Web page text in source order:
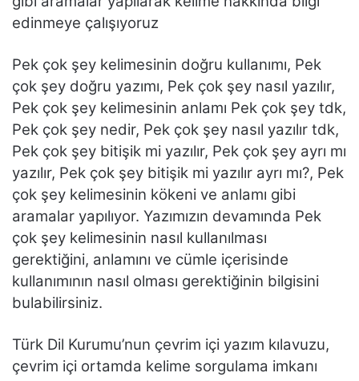
edinmeye çalışıyoruz
Pek çok şey kelimesinin doğru kullanımı, Pek
çok şey doğru yazımı, Pek çok şey nasıl yazılır,
Pek çok şey kelimesinin anlamı Pek çok şey tdk,
Pek çok şey nedir, Pek çok şey nasıl yazılır tdk,
Pek çok şey bitişik mi yazılır, Pek çok şey ayrı mı
yazılır, Pek çok şey bitişik mi yazılır ayrı mı?, Pek
çok şey kelimesinin kökeni ve anlamı gibi
aramalar yapılıyor. Yazımızın devamında Pek
çok şey kelimesinin nasıl kullanılması
gerektiğini, anlamını ve cümle içerisinde
kullanımının nasıl olması gerektiğinin bilgisini
bulabilirsiniz.
Türk Dil Kurumu’nun çevrim içi yazım kılavuzu,
çevrim içi ortamda kelime sorgulama imkanı